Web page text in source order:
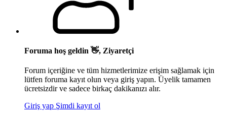
Foruma hoş geldin 👋, Ziyaretçi
Forum içeriğine ve tüm hizmetlerimize erişim sağlamak için
lütfen foruma kayıt olun veya giriş yapın. Üyelik tamamen
ücretsizdir ve sadece birkaç dakikanızı alır.
Giriş yap Şimdi kayıt ol